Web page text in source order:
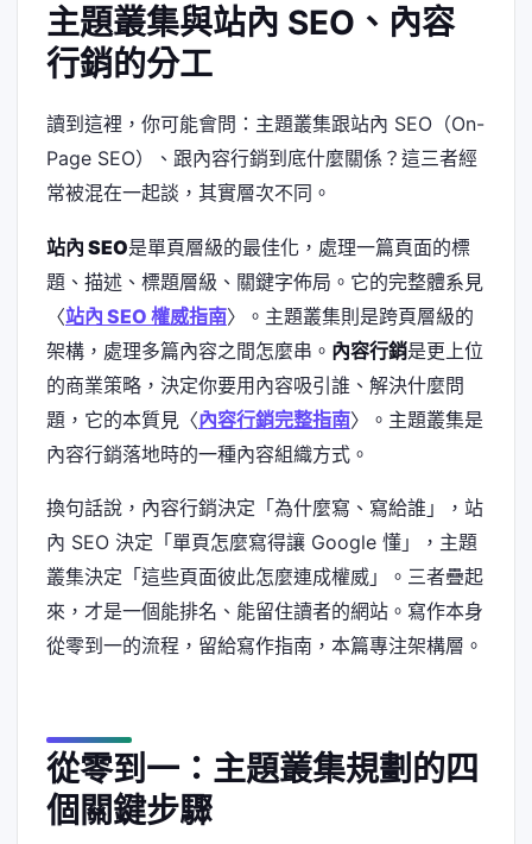
主題叢集與站內 SEO、內容
行銷的分工
讀到這裡，你可能會問：主題叢集跟站內 SEO（On-
Page SEO）、跟內容行銷到底什麼關係？這三者經
常被混在一起談，其實層次不同。
站內 SEO是單頁層級的最佳化，處理一篇頁面的標
題、描述、標題層級、關鍵字佈局。它的完整體系見
〈站內 SEO 權威指南〉。主題叢集則是跨頁層級的
架構，處理多篇內容之間怎麼串。 內容行銷是更上位
的商業策略，決定你要用內容吸引誰、解決什麼問
題，它的本質見〈內容行銷完整指南〉。主題叢集是
內容行銷落地時的一種內容組織方式。
換句話說，內容行銷決定「為什麼寫、寫給誰」，站
內 SEO 決定「單頁怎麼寫得讓 Google 懂」，主題
叢集決定「這些頁面彼此怎麼連成權威」。三者疊起
來，才是一個能排名、能留住讀者的網站。寫作本身
從零到一的流程，留給寫作指南，本篇專注架構層。
從零到一：主題叢集規劃的四
個關鍵步驟